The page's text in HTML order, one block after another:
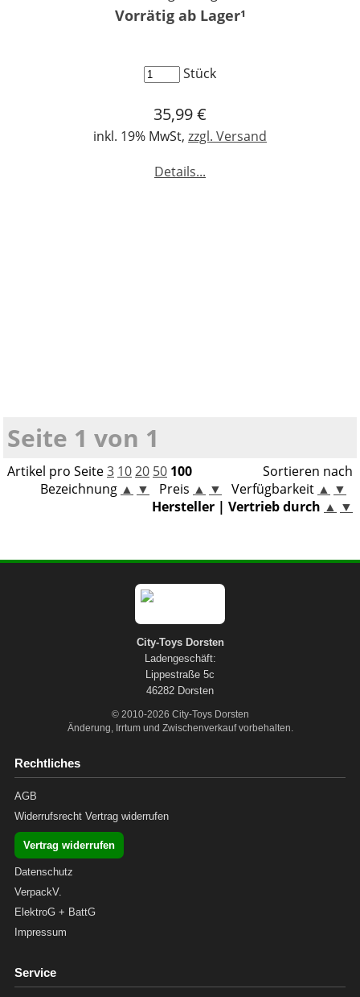
Vorrätig ab Lager¹
Stück
35,99 €
inkl. 19% MwSt, zzgl. Versand
Details...
Seite 1 von 1
Artikel pro Seite3 1020 50 100
Sortieren nach
Bezeichnung ▲ ▼ Preis ▲ ▼ Verfügbarkeit ▲ ▼
Hersteller | Vertrieb durch ▲ ▼
City-Toys Dorsten
Ladengeschäft:
Lippestraße 5c
46282 Dorsten
© 2010-2026 City-Toys Dorsten
Änderung, Irrtum und Zwischenverkauf vorbehalten.
Rechtliches
AGB
Widerrufsrecht Vertrag widerrufen
Vertrag widerrufen
Datenschutz
VerpackV.
ElektroG + BattG
Impressum
Service